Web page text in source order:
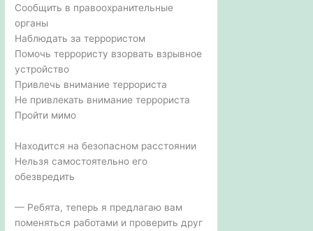
Сообщить в правоохранительные
органы
Наблюдать за террористом
Помочь террористу взорвать взрывное
устройство
Привлечь внимание террориста
Не привлекать внимание террориста
Пройти мимо
Находится на безопасном расстоянии
Нельзя самостоятельно его
обезвредить
— Ребята, теперь я предлагаю вам
поменяться работами и проверить друг